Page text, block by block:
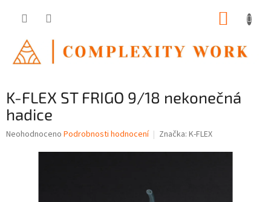
K-FLEX ST FRIGO 9/18 nekonečná
hadice
Průměrné
Neohodnoceno Podrobnosti hodnocení Značka: K-FLEX